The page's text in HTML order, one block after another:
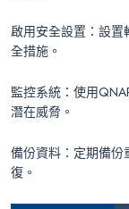
啟用安全設置：設置
全措施。
監控系統：使用
潛在威脅。
備份資料：定期備
復。